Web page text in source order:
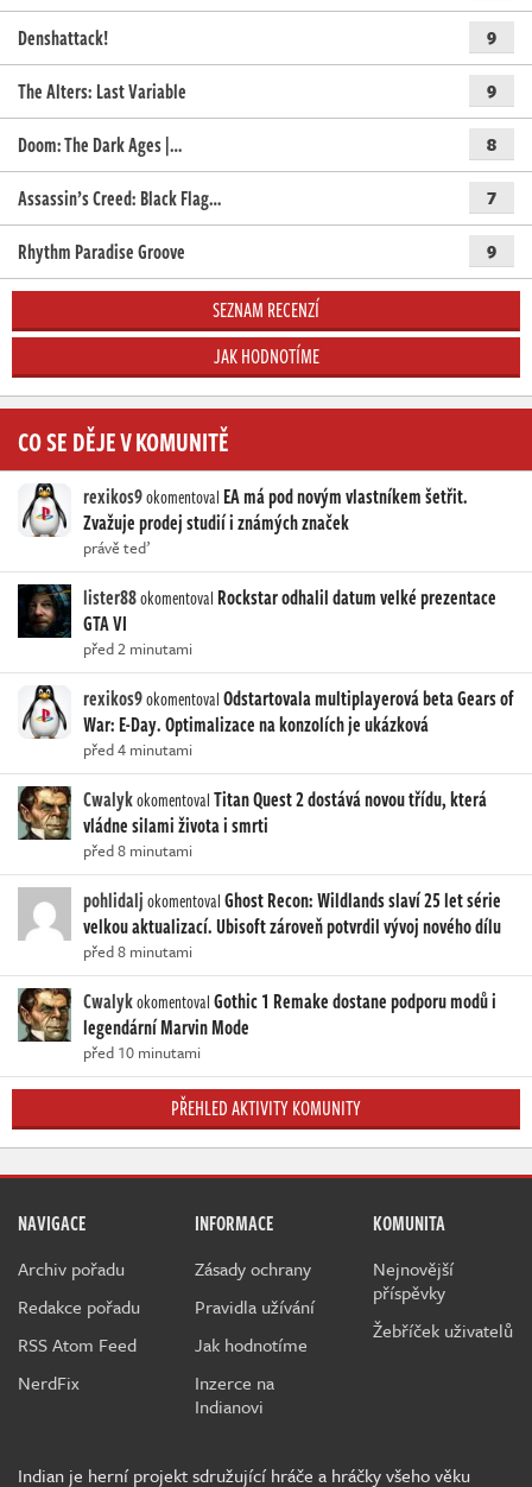
Denshattack! 9
The Alters: Last Variable 9
Doom: The Dark Ages |… 8
Assassin’s Creed: Black Flag… 7
Rhythm Paradise Groove 9
SEZNAM RECENZÍ
JAK HODNOTÍME
CO SE DĚJE V KOMUNITĚ
rexikos9okomentoval EA má pod novým vlastníkem šetřit.
Zvažuje prodej studií i známých značek
právě teď
lister88okomentoval Rockstar odhalil datum velké prezentace
GTA VI
před 2 minutami
rexikos9okomentovalOdstartovala multiplayerová beta Gears of
War: E-Day. Optimalizace na konzolích je ukázková
před 4 minutami
CwalykokomentovalTitan Quest 2 dostává novou třídu, která
vládne silami života i smrti
před 8 minutami
pohlidaljokomentovalGhost Recon: Wildlands slaví 25 let série
velkou aktualizací. Ubisoft zároveň potvrdil vývoj nového dílu
před 8 minutami
CwalykokomentovalGothic 1 Remake dostane podporu modů i
legendární Marvin Mode
před 10 minutami
PŘEHLED AKTIVITY KOMUNITY
NAVIGACE
Archiv pořadu
Redakce pořadu
RSS Atom Feed
NerdFix
INFORMACE
Zásady ochrany
Pravidla užívání
Jak hodnotíme
Inzerce na
Indianovi
KOMUNITA
Nejnovější
příspěvky
Žebříček uživatelů
Indian je herní projekt sdružující hráče a hráčky všeho věku